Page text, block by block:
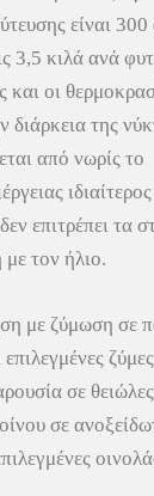
είναι 300
3,5 κιλά ανά
και οι
διάρκεια της
από νωρίς το
επιτρέπει τα
τον ήλιο.
με ζύμωση σε
σε
σε